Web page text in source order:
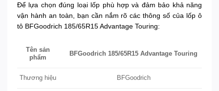
Để lựa chọn đúng loại lốp phù hợp và đảm bảo khả năng
vận hành an toàn, bạn cần nắm rõ các thông số của lốp ô
tô BFGoodrich 185/65R15 Advantage Touring:
Tên sản
phẩm
BFGoodrich 185/65R15 Advantage Touring
Thương hiệu BFGoodrich